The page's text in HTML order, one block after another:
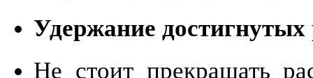
Удержание достигнутых
Не стоит прекращать